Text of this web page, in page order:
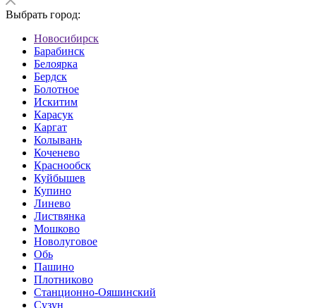
Выбрать город:
Новосибирск
Барабинск
Белоярка
Бердск
Болотное
Искитим
Карасук
Каргат
Колывань
Коченево
Краснообск
Куйбышев
Купино
Линево
Листвянка
Мошково
Новолуговое
Обь
Пашино
Плотниково
Станционно-Ояшинский
Сузун